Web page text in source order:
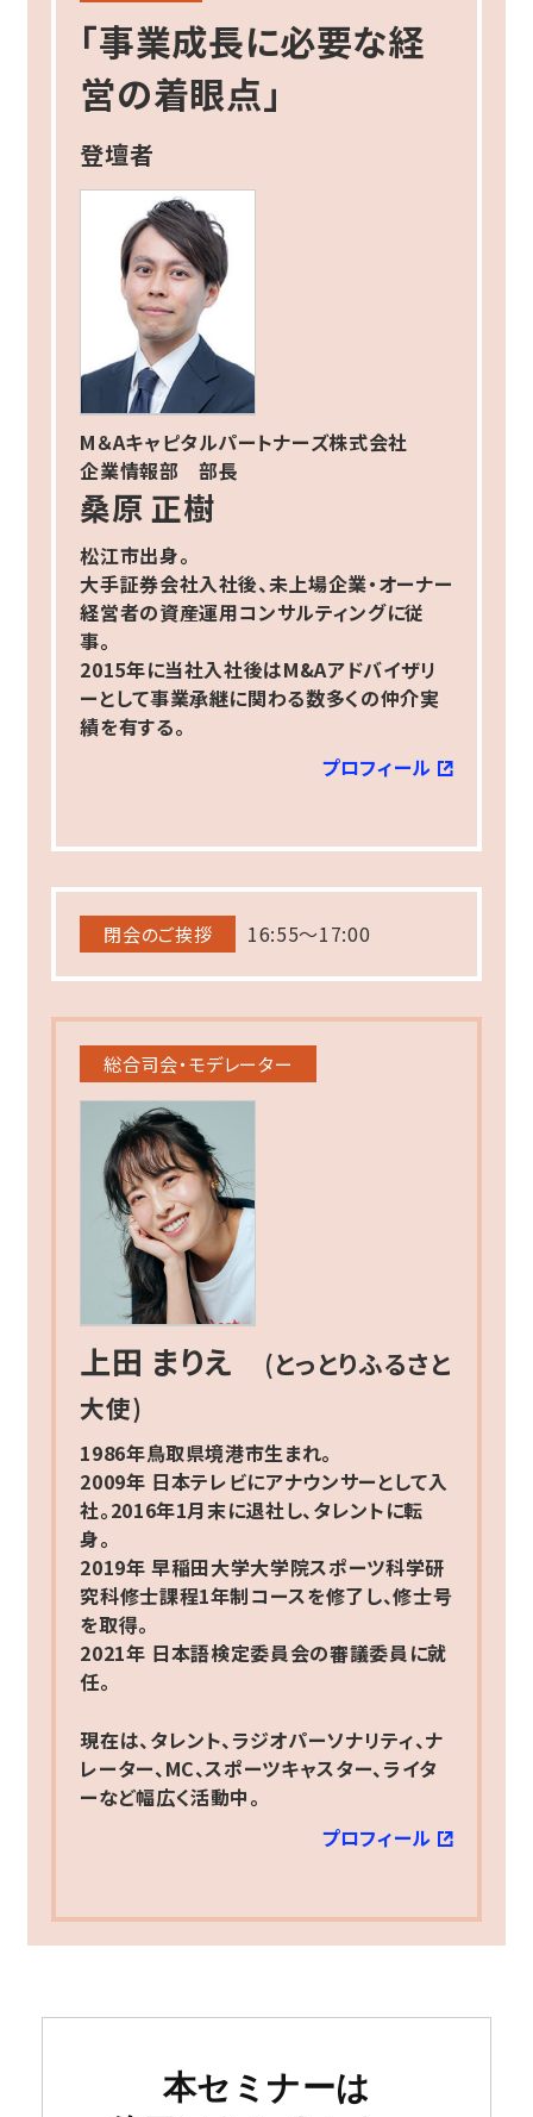
「事業成長に必要な経
営の着眼点」
登壇者
M＆Aキャピタルパートナーズ株式会社
企業情報部 部長
桑原 正樹
松江市出身。
大手証券会社入社後、未上場企業・オーナー
経営者の資産運用コンサルティングに従
事。
2015年に当社入社後はM&Aアドバイザリ
ーとして事業承継に関わる数多くの仲介実
績を有する。
プロフィール
閉会のご挨拶 16:55～17:00
総合司会・モデレーター
上田 まりえ
(とっとりふるさと
大使)
1986年鳥取県境港市生まれ。
2009年 日本テレビにアナウンサーとして入
社。2016年1月末に退社し、タレントに転
身。
2019年 早稲田大学大学院スポーツ科学研
究科修士課程1年制コースを修了し、修士号
を取得。
2021年 日本語検定委員会の審議委員に就
任。
現在は、タレント、ラジオパーソナリティ、ナ
レーター、MC、スポーツキャスター、ライタ
ーなど幅広く活動中。
プロフィール
本セミナーは